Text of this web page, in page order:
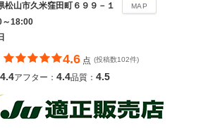
松山市久米窪田町６９９－１ MAP
～18:00
4.6 点 (投稿数102件)
4.4アフター： 4.4品質： 4.5